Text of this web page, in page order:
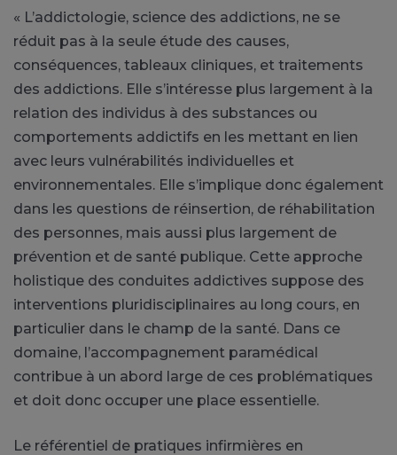
« L’addictologie, science des addictions, ne se
réduit pas à la seule étude des causes,
conséquences, tableaux cliniques, et traitements
des addictions. Elle s’intéresse plus largement à la
relation des individus à des substances ou
comportements addictifs en les mettant en lien
avec leurs vulnérabilités individuelles et
environnementales. Elle s’implique donc également
dans les questions de réinsertion, de réhabilitation
des personnes, mais aussi plus largement de
prévention et de santé publique. Cette approche
holistique des conduites addictives suppose des
interventions pluridisciplinaires au long cours, en
particulier dans le champ de la santé. Dans ce
domaine, l’accompagnement paramédical
contribue à un abord large de ces problématiques
et doit donc occuper une place essentielle.
Le référentiel de pratiques infirmières en